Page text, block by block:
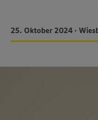
25. Oktober 2024 •